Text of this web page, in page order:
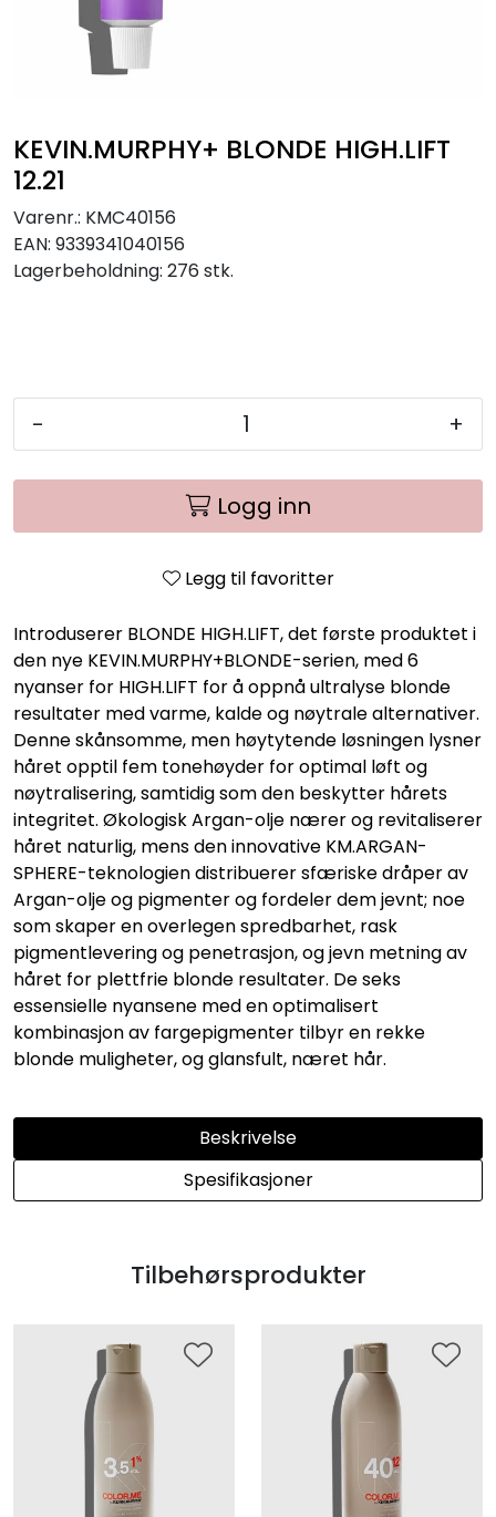
KEVIN.MURPHY+ BLONDE HIGH.LIFT
12.21
Varenr.: KMC40156
EAN: 9339341040156
Lagerbeholdning: 276 stk.
- +
Logg inn
Legg til favoritter
Introduserer BLONDE HIGH.LIFT, det første produktet i
den nye KEVIN.MURPHY+BLONDE-serien, med 6
nyanser for HIGH.LIFT for å oppnå ultralyse blonde
resultater med varme, kalde og nøytrale alternativer.
Denne skånsomme, men høytytende løsningen lysner
håret opptil fem tonehøyder for optimal løft og
nøytralisering, samtidig som den beskytter hårets
integritet. Økologisk Argan-olje nærer og revitaliserer
håret naturlig, mens den innovative KM.ARGAN-
SPHERE-teknologien distribuerer sfæriske dråper av
Argan-olje og pigmenter og fordeler dem jevnt; noe
som skaper en overlegen spredbarhet, rask
pigmentlevering og penetrasjon, og jevn metning av
håret for plettfrie blonde resultater. De seks
essensielle nyansene med en optimalisert
kombinasjon av fargepigmenter tilbyr en rekke
blonde muligheter, og glansfult, næret hår.
Beskrivelse
Spesifikasjoner
Tilbehørsprodukter